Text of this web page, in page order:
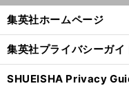
集英社ホームページ
集英社プライバシーガイ
SHUEISHA Privacy